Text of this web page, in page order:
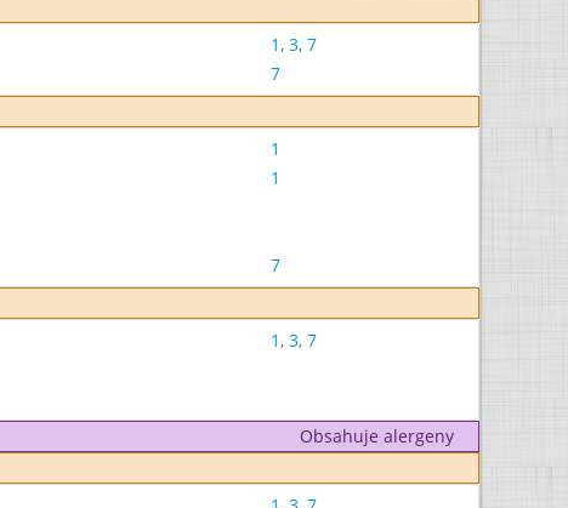
1, 3, 7
7
1
1
7
1, 3, 7
Obsahuje alergeny